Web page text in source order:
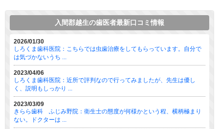
入間郡越生の歯医者最新口コミ情報
2026/01/30
しろくま歯科医院：こちらでは虫歯治療をしてもらっています。自分で
は気づかないうち ...
2023/04/06
しろくま歯科医院：近所で評判なので行ってみましたが、先生は優し
く、説明もしっかり ...
2023/03/09
きらら歯科 ふじみ野院：衛生士の態度が何様かという程、横柄極まり
ない。ドクターは ...